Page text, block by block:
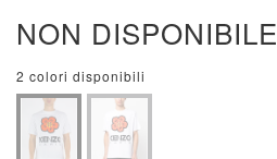
NON DISPONIBILE
2 colori disponibili